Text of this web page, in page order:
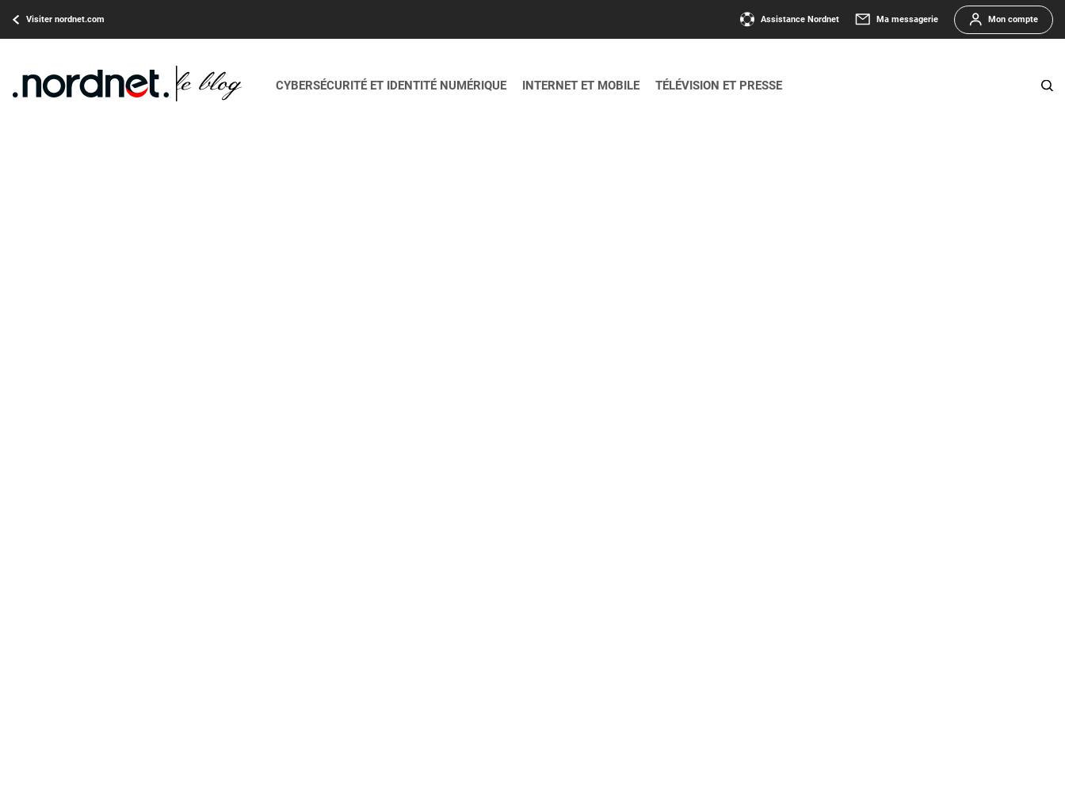
Visiter nordnet.com Assistance Nordnet Ma messagerie Mon compte
CYBERSÉCURITÉ ET IDENTITÉ NUMÉRIQUE INTERNET ET MOBILE TÉLÉVISION ET PRESSE